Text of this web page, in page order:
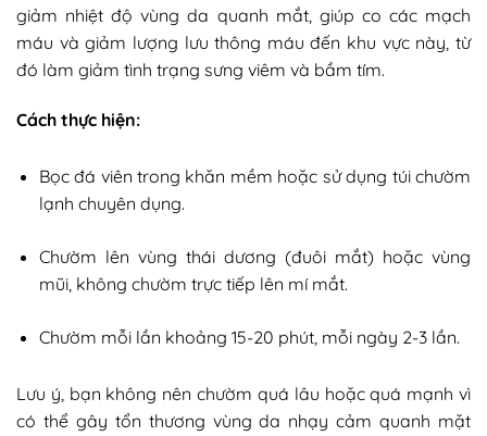
giảm nhiệt độ vùng da quanh mắt, giúp co các mạch
máu và giảm lượng lưu thông máu đến khu vực này, từ
đó làm giảm tình trạng sưng viêm và bầm tím.
Cách thực hiện:
Bọc đá viên trong khăn mềm hoặc sử dụng túi chườm
lạnh chuyên dụng.
Chườm lên vùng thái dương (đuôi mắt) hoặc vùng
mũi, không chườm trực tiếp lên mí mắt.
Chườm mỗi lần khoảng 15-20 phút, mỗi ngày 2-3 lần.
Lưu ý, bạn không nên chườm quá lâu hoặc quá mạnh vì
có thể gây tổn thương vùng da nhạy cảm quanh mặt